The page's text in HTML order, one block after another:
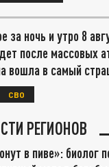
за ночь и утро 8
после массовых
вошла в самый
СВО
РЕГИОНОВ
в пиве»: биолог